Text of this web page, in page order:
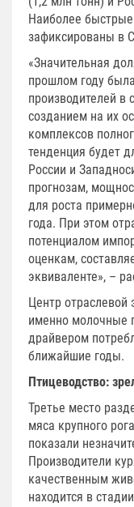
Наиболее
зафиксированы в
«Значительная
прошлом году
производителей в
созданием на их
комплексов
тенденция будет
России и
прогнозам,
для роста
года. При этом
потенциалом
оценкам,
эквиваленте», –
Центр отраслевой
именно молочные
драйвером
ближайшие годы.
Птицеводство:
Третье место
мяса крупного
показали
Производители
качественным
находится в